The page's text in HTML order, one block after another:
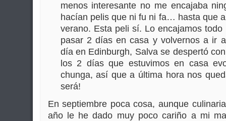
menos interesante no me encajaba
hacían pelis que ni fu ni fa… hasta que
verano. Esta peli sí. Lo encajamos
pasar 2 días en casa y volvernos a ir
día en Edinburgh, Salva se despertó
los 2 días que estuvimos en casa
chunga, así que a última hora nos
será!
En septiembre poca cosa, aunque
año le he dado muy poco cariño a mi